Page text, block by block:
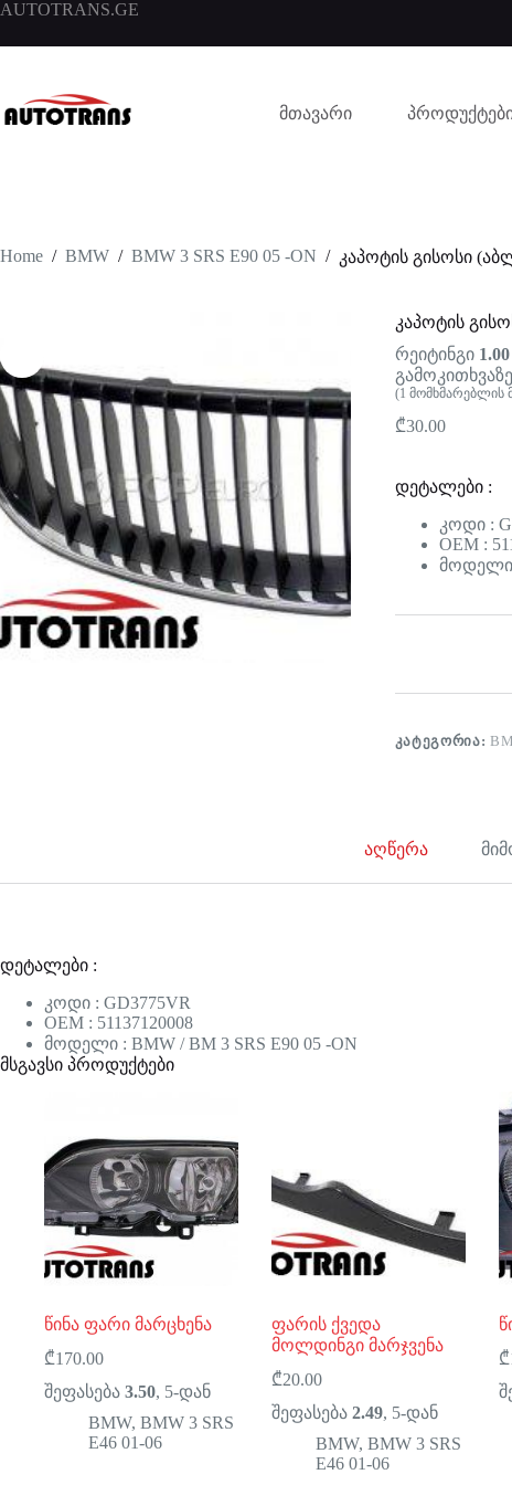
AUTOTRANS.GE
მთავარი
Home / BMW / BMW 3 SRS E90 05 -ON / კაპოტის გისოსი
კაპოტის
რეიტინგი 1.00
გამოკითხვაზე
(1 მომხმარებლის
₾30.00
დეტალები :
კოდი :
OEM :
მოდელი
ᲙᲐᲢᲔᲒᲝᲠᲘᲐ:
აღწერა
დეტალები :
კოდი : GD3775VR
OEM : 51137120008
მოდელი : BMW / BM 3 SRS E90 05 -ON
მსგავსი პროდუქტები
წინა ფარი მარცხენა
₾170.00
შეფასება 3.50, 5-დან
BMW, BMW 3 SRS
E46 01-06
ფარის ქვედა
მოლდინგი მარჯვენა
₾20.00
შეფასება2.49, 5-დან
BMW,BMW 3 SRS
E46 01-06
₾